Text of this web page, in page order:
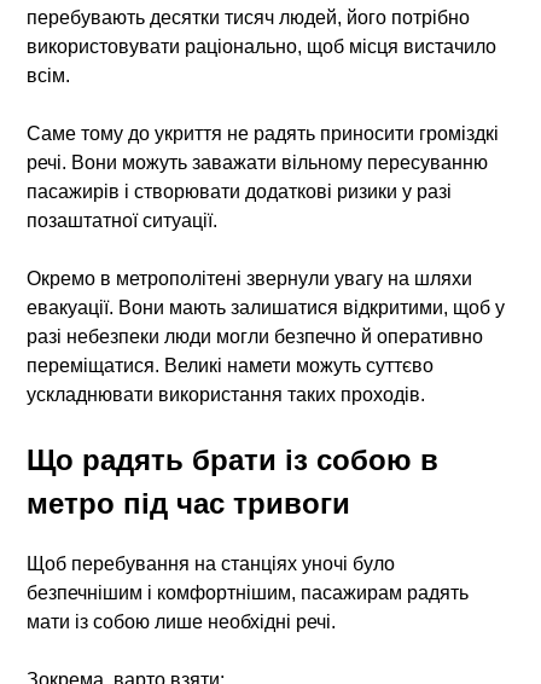
перебувають десятки тисяч людей, його потрібно
використовувати раціонально, щоб місця вистачило
всім.
Саме тому до укриття не радять приносити громіздкі
речі. Вони можуть заважати вільному пересуванню
пасажирів і створювати додаткові ризики у разі
позаштатної ситуації.
Окремо в метрополітені звернули увагу на шляхи
евакуації. Вони мають залишатися відкритими, щоб у
разі небезпеки люди могли безпечно й оперативно
переміщатися. Великі намети можуть суттєво
ускладнювати використання таких проходів.
Що радять брати із собою в
метро під час тривоги
Щоб перебування на станціях уночі було
безпечнішим і комфортнішим, пасажирам радять
мати із собою лише необхідні речі.
Зокрема, варто взяти: